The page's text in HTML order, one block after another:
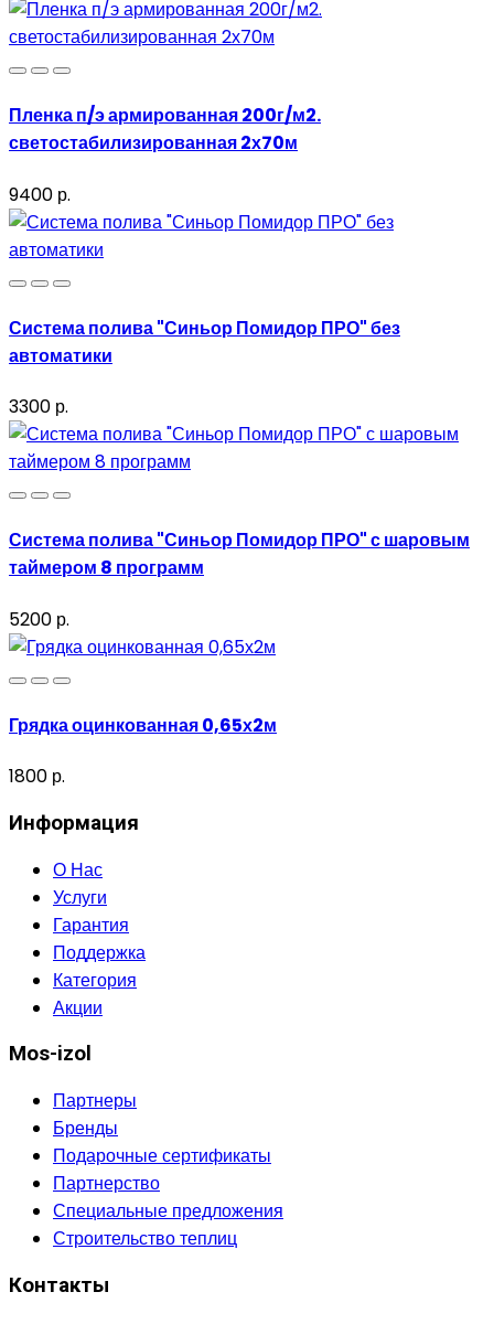
Пленка п/э армированная 200г/м2.
светостабилизированная 2х70м
9400 р.
Система полива "Синьор Помидор ПРО" без
автоматики
3300 р.
Система полива "Синьор Помидор ПРО" с шаровым
таймером 8 программ
5200 р.
Грядка оцинкованная 0,65х2м
1800 р.
Информация
О Нас
Услуги
Гарантия
Поддержка
Категория
Акции
Mos-izol
Партнеры
Бренды
Подарочные сертификаты
Партнерство
Специальные предложения
Строительство теплиц
Контакты